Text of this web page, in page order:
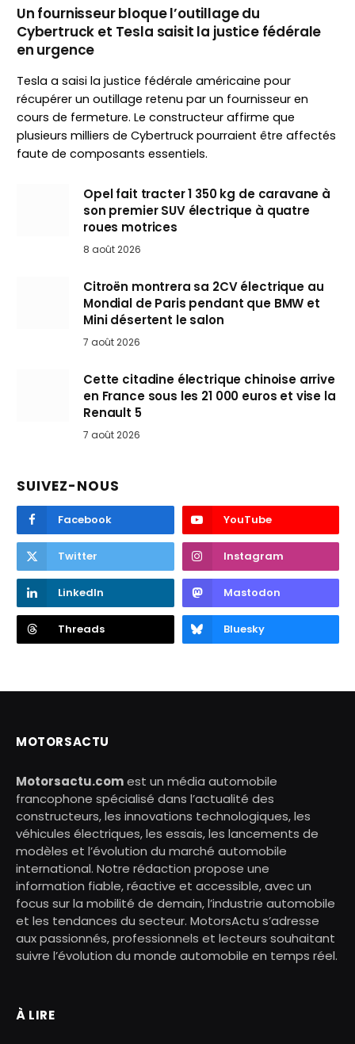
Un fournisseur bloque l’outillage du
Cybertruck et Tesla saisit la justice fédérale
en urgence
Tesla a saisi la justice fédérale américaine pour
récupérer un outillage retenu par un fournisseur en
cours de fermeture. Le constructeur affirme que
plusieurs milliers de Cybertruck pourraient être affectés
faute de composants essentiels.
Opel fait tracter 1 350 kg de caravane à
son premier SUV électrique à quatre
roues motrices
8 août 2026
Citroën montrera sa 2CV électrique au
Mondial de Paris pendant que BMW et
Mini désertent le salon
7 août 2026
Cette citadine électrique chinoise arrive
en France sous les 21 000 euros et vise la
Renault 5
7 août 2026
SUIVEZ-NOUS
Facebook YouTube
Twitter Instagram
LinkedIn Mastodon
Threads Bluesky
MOTORSACTU
Motorsactu.comest un média automobile
francophone spécialisé dans l’actualité des
constructeurs, les innovations technologiques, les
véhicules électriques, les essais, les lancements de
modèles et l’évolution du marché automobile
international. Notre rédaction propose une
information fiable, réactive et accessible, avec un
focus sur la mobilité de demain, l’industrie automobile
et les tendances du secteur. MotorsActu s’adresse
aux passionnés, professionnels et lecteurs souhaitant
suivre l’évolution du monde automobile en temps réel.
À LIRE